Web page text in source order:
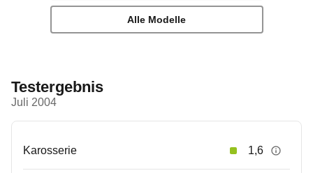
Alle Modelle
Testergebnis
Juli 2004
Karosserie 1,6